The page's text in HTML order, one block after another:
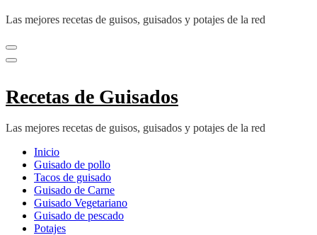
Las mejores recetas de guisos, guisados y potajes de la red
Recetas de Guisados
Las mejores recetas de guisos, guisados y potajes de la red
Inicio
Guisado de pollo
Tacos de guisado
Guisado de Carne
Guisado Vegetariano
Guisado de pescado
Potajes